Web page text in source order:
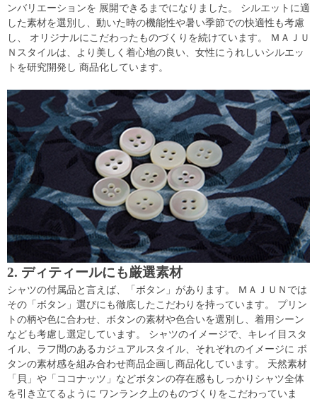
ンバリエーションを 展開できるまでになりました。 シルエットに適
した素材を選別し、動いた時の機能性や暑い季節での快適性も考慮
し、 オリジナルにこだわったものづくりを続けています。 ＭＡＪＵ
Ｎスタイルは、より美しく着心地の良い、女性にうれしいシルエッ
トを研究開発し 商品化しています。
2. ディティールにも厳選素材
シャツの付属品と言えば、「ボタン」があります。 ＭＡＪＵＮでは
その「ボタン」選びにも徹底したこだわりを持っています。 プリン
トの柄や色に合わせ、ボタンの素材や色合いを選別し、着用シーン
なども考慮し選定しています。 シャツのイメージで、キレイ目スタ
イル、ラフ間のあるカジュアルスタイル、それぞれのイメージに ボ
タンの素材感を組み合わせ商品企画し商品化しています。 天然素材
「貝」や「ココナッツ」などボタンの存在感もしっかりシャツ全体
を引き立てるように ワンランク上のものづくりをこだわっていま